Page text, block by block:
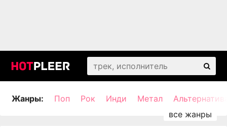
Жанры: Поп Рок Инди Метал